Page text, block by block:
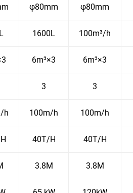
φ80mm φ80mm
1600L 100m³/h
6m³×3 6m³×3
3 3
h 100m/h 100m/h
40T/H 40T/H
3.8M 3.8M